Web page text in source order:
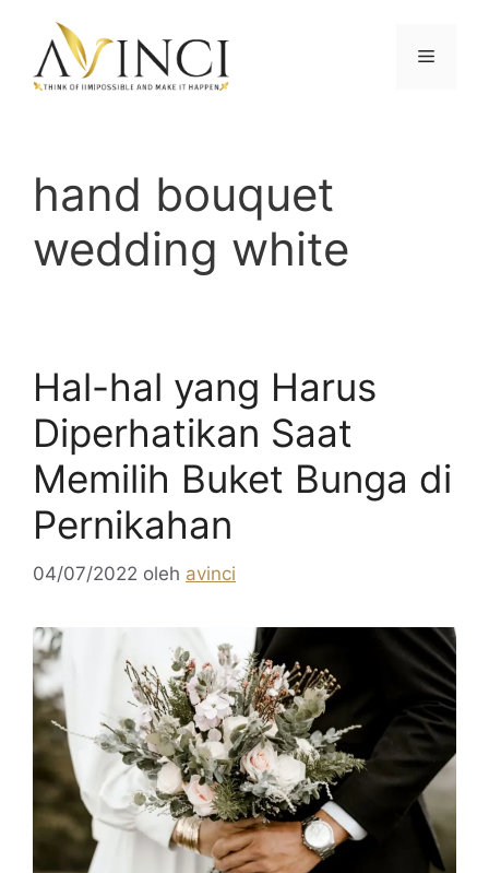
Menu
hand bouquet
wedding white
Hal-hal yang Harus
Diperhatikan Saat
Memilih Buket Bunga di
Pernikahan
04/07/2022 oleh avinci